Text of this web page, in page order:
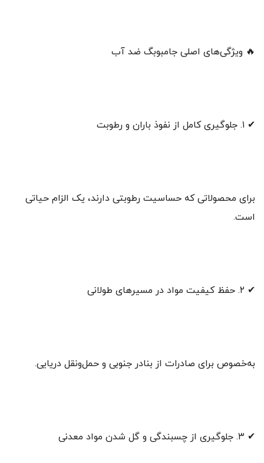
🔥 ویژگی‌های اصلی جامبوبگ ضد آب
✔ ۱. جلوگیری کامل از نفوذ باران و رطوبت
برای محصولاتی که حساسیت رطوبتی دارند، یک الزام حیاتی
است.
✔ ۲. حفظ کیفیت مواد در مسیرهای طولانی
به‌خصوص برای صادرات از بنادر جنوبی و حمل‌ونقل دریایی.
✔ ۳. جلوگیری از چسبندگی و گل شدن مواد معدنی